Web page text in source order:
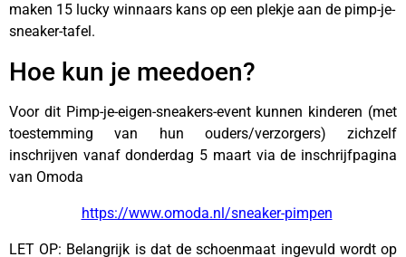
maken 15 lucky winnaars kans op een plekje aan de pimp-je-
sneaker-tafel.
Hoe kun je meedoen?
Voor dit Pimp-je-eigen-sneakers-event kunnen kinderen (met
toestemming van hun ouders/verzorgers) zichzelf
inschrijven vanaf donderdag 5 maart via de inschrijfpagina
van Omoda
https://www.omoda.nl/sneaker-pimpen
LET OP: Belangrijk is dat de schoenmaat ingevuld wordt op